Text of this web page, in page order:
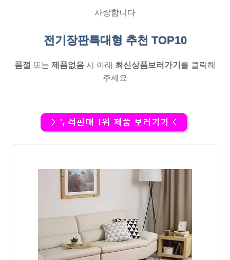
사랑합니다
전기장판특대형 추천 TOP10
품절 또는 제품없음 시 아래 최신상품보러가기 를 클릭해
주세요